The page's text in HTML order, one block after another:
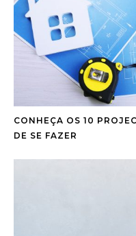
CONHEÇA OS 10
DE SE FAZER